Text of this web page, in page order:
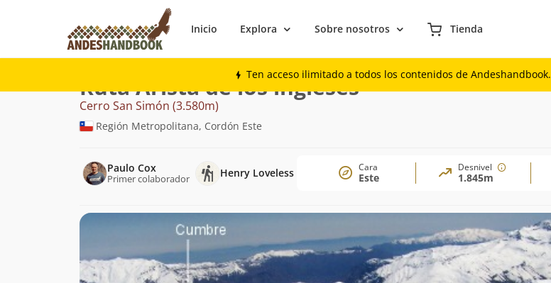
Inicio Explora Sobre nosotros Tienda
Ten acceso ilimitado a todos los contenidos de Andeshandbook.
Montaña
Ruta Arista de los ingleses
Cerro San Simón (3.580m)
Región Metropolitana, Cordón Este
Paulo Cox
Primer colaborador Henry Loveless Cara
Este
Desnivel
1.845m